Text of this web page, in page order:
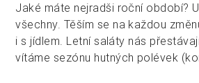
Jaké máte nejradši roční období?
všechny. Těším se na každou
i s jídlem. Letní saláty nás
vítáme sezónu hutných polévek